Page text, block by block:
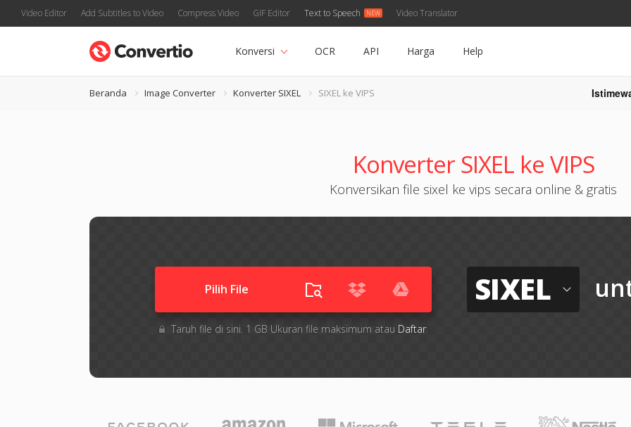
Video Editor Add Subtitles to Video Compress Video GIF Editor Text to Speech Video Translator
Konversi OCR API Harga Help
Beranda Image Converter Konverter SIXEL SIXEL ke VIPS
Konverter SIXEL ke VIPS
Konversikan file sixel ke vips secara online & gratis
Pilih File
Taruh file di sini. 1 GB Ukuran file maksimum atau Daftar
SIXEL